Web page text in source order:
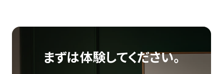
まずは体験してください。